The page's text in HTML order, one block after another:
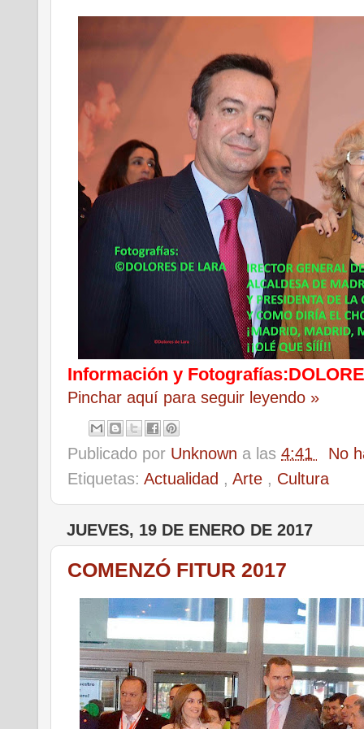
Información y
Pinchar aquí para seguir leyendo »
Publicado por Unknown a las 4:41
No
Etiquetas: Actualidad , Arte , Cultura
JUEVES, 19 DE ENERO DE 2017
COMENZÓ FITUR 2017